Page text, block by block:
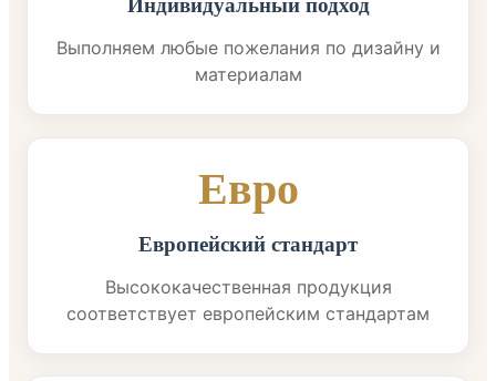
Выполняем любые пожелания по дизайну и
материалам
Евро
Европейский стандарт
Высококачественная продукция
соответствует европейским стандартам